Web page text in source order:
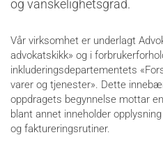
og vanskelighetsgrad.
Vår virksomhet er underlagt
advokatskikk» og i
inkluderingsdepartementets
varer og tjenester». Dette
oppdragets begynnelse mottar
blant annet inneholder
og faktureringsrutiner.